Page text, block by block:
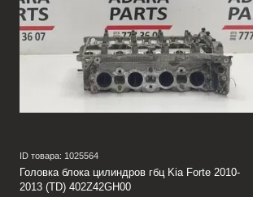
ID товара: 1025564
Головка блока цилиндров гбц Kia Forte 2010-
2013 (TD) 402Z42GH00